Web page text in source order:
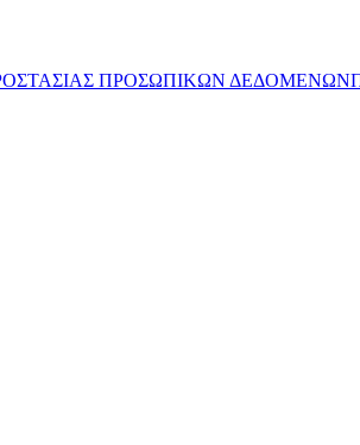
ΠΡΟΣΩΠΙΚΩΝ ΔΕΔΟΜΕΝΩΝ